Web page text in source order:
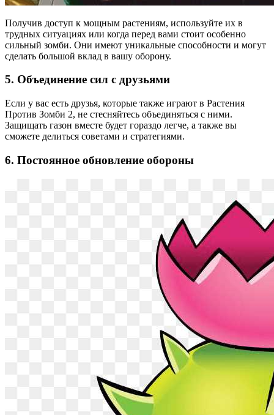
Получив доступ к мощным растениям, используйте их в
трудных ситуациях или когда перед вами стоит особенно
сильный зомби. Они имеют уникальные способности и могут
сделать большой вклад в вашу оборону.
5. Объединение сил с друзьями
Если у вас есть друзья, которые также играют в Растения
Против Зомби 2, не стесняйтесь объединяться с ними.
Защищать газон вместе будет гораздо легче, а также вы
сможете делиться советами и стратегиями.
6. Постоянное обновление обороны